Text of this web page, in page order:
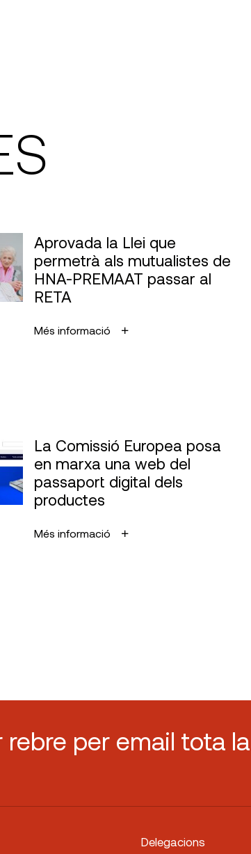
Aprovada la Llei que
permetrà als mutualistes de
HNA-PREMAAT passar al
RETA
Més informació
La Comissió Europea posa
en marxa una web del
passaport digital dels
productes
Més informació
per email tota la
Delegacions